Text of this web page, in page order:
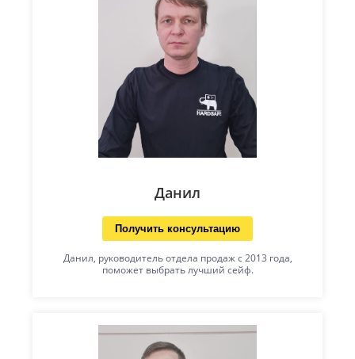
Данил
Получить консультацию
Данил, руководитель отдела продаж с 2013 года,
поможет выбрать лучший сейф.